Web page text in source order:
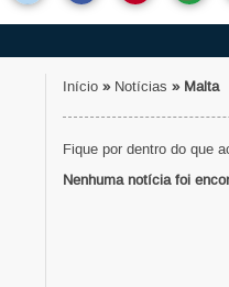
Início »Notícias » Malta
Fique por dentro do que
Nenhuma notícia foi